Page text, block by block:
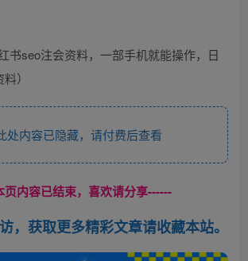
内容已隐藏，请付费后查看
页内容已结束，喜欢请分享------
，获取更多精彩文章请收藏本站。